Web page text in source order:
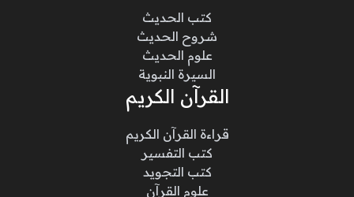
كتب الحديث
شروح الحديث
علوم الحديث
السيرة النبوية
القرآن الكريم
قراءة القرآن الكريم
كتب التفسير
كتب التجويد
علوم القرآن